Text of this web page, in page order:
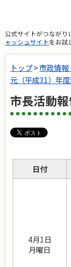
公式サイトがつながり
ャッシュサイトをお試
トップ>市政情報
元（平成31）年
市長活動報
日付
4月1日
月曜日